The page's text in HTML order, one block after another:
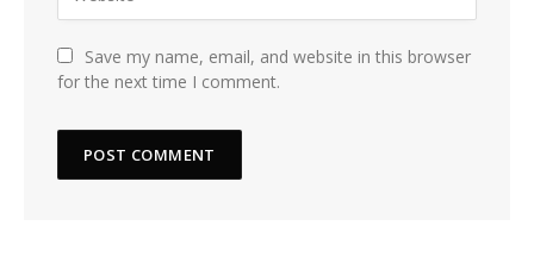
Save my name, email, and website in this browser
for the next time I comment.